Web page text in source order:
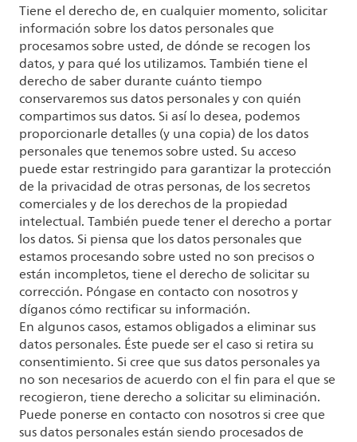
Tiene el derecho de, en cualquier momento, solicitar
información sobre los datos personales que
procesamos sobre usted, de dónde se recogen los
datos, y para qué los utilizamos. También tiene el
derecho de saber durante cuánto tiempo
conservaremos sus datos personales y con quién
compartimos sus datos. Si así lo desea, podemos
proporcionarle detalles (y una copia) de los datos
personales que tenemos sobre usted. Su acceso
puede estar restringido para garantizar la protección
de la privacidad de otras personas, de los secretos
comerciales y de los derechos de la propiedad
intelectual. También puede tener el derecho a portar
los datos. Si piensa que los datos personales que
estamos procesando sobre usted no son precisos o
están incompletos, tiene el derecho de solicitar su
corrección. Póngase en contacto con nosotros y
díganos cómo rectificar su información.
En algunos casos, estamos obligados a eliminar sus
datos personales. Éste puede ser el caso si retira su
consentimiento. Si cree que sus datos personales ya
no son necesarios de acuerdo con el fin para el que se
recogieron, tiene derecho a solicitar su eliminación.
Puede ponerse en contacto con nosotros si cree que
sus datos personales están siendo procesados de